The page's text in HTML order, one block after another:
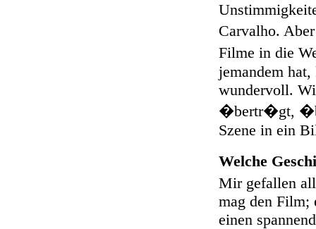
Carvalho.
Filme in die
jemandem
wundervoll.
�bertr�gt,
Szene in ein
Welche
Mir gefallen
mag den Film;
einen